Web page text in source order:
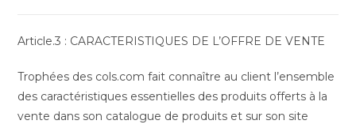
Article.3 : CARACTERISTIQUES DE L’OFFRE DE VENTE
Trophées des cols.com fait connaître au client l’ensemble
des caractéristiques essentielles des produits offerts à la
vente dans son catalogue de produits et sur son site